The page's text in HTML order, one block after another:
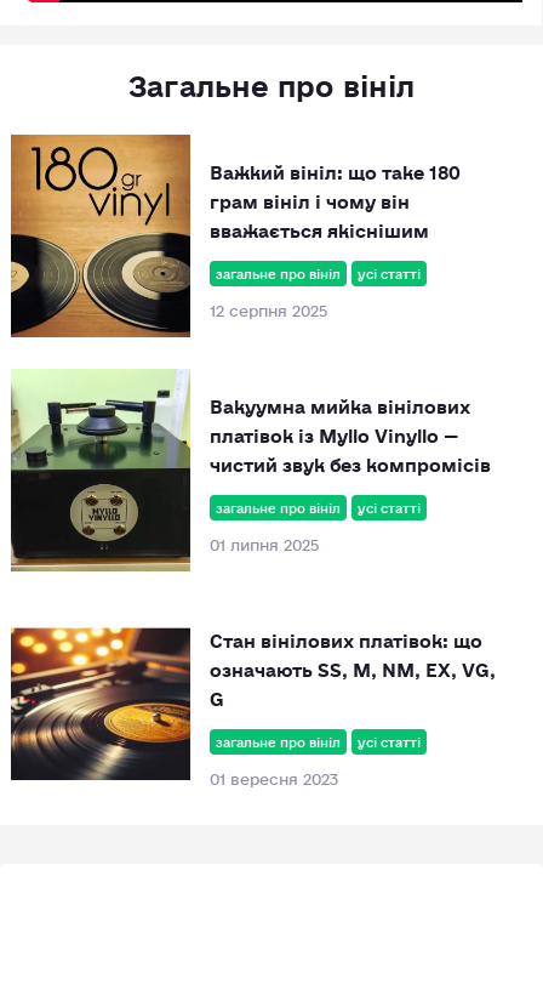
Загальне про вініл
загальне про вініл усі статті
12 серпня 2025
Важкий вініл: що таке 180
грам вініл і чому він
вважається якіснішим
загальне про вініл усі статті
01 липня 2025
Вакуумна мийка вінілових
платівок із Myllo Vinyllo —
чистий звук без компромісів
загальне про вініл усі статті
01 вересня 2023
Стан вінілових платівок: що
означають SS, M, NM, EX, VG,
G